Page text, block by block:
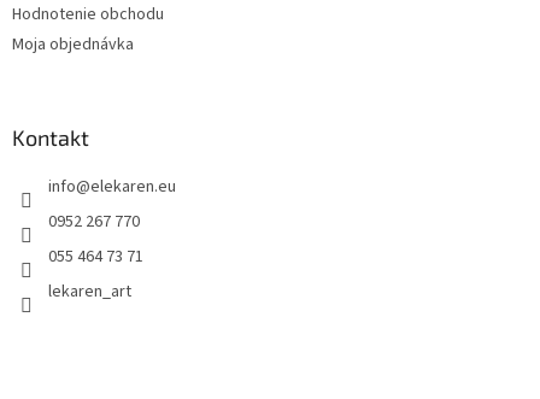
Hodnotenie obchodu
Moja objednávka
Kontakt
info@elekaren.eu
0952 267 770
055 464 73 71
lekaren_art